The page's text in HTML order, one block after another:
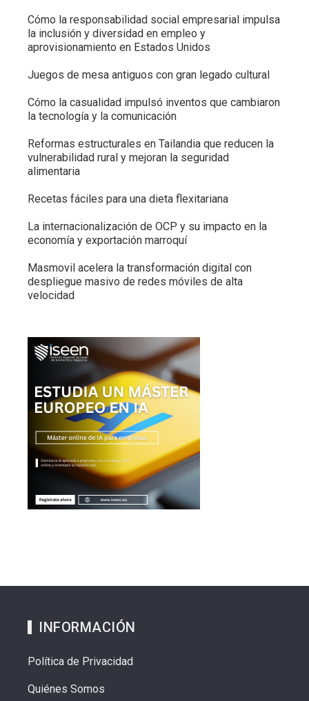
Cómo la responsabilidad social empresarial impulsa
la inclusión y diversidad en empleo y
aprovisionamiento en Estados Unidos
Juegos de mesa antiguos con gran legado cultural
Cómo la casualidad impulsó inventos que cambiaron
la tecnología y la comunicación
Reformas estructurales en Tailandia que reducen la
vulnerabilidad rural y mejoran la seguridad
alimentaria
Recetas fáciles para una dieta flexitariana
La internacionalización de OCP y su impacto en la
economía y exportación marroquí
Masmovil acelera la transformación digital con
despliegue masivo de redes móviles de alta
velocidad
INFORMACIÓN
Política de Privacidad
Quiénes Somos